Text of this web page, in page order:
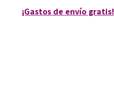
¡Gastos de envío gratis!